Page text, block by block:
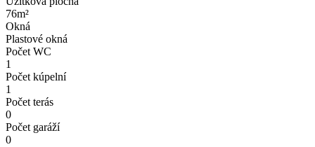
76m²
Okná
Plastové okná
Počet WC
1
Počet kúpelní
1
Počet terás
0
Počet garáží
0